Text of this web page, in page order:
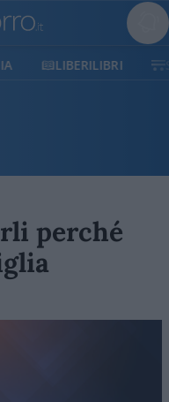
SHOP SOSTIENICI
perché